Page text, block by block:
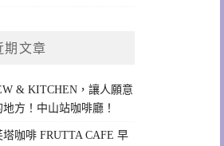
期文章
& KITCHEN，讓人願意
方！中山站咖啡廳！
咖啡 FRUTTA CAFE 早